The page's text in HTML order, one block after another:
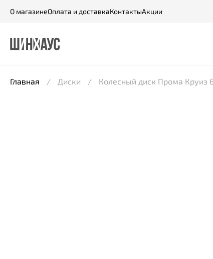
О магазинеОплата и доставкаКонтактыАкции
Главная Диски Колесный диск Прома Круиз